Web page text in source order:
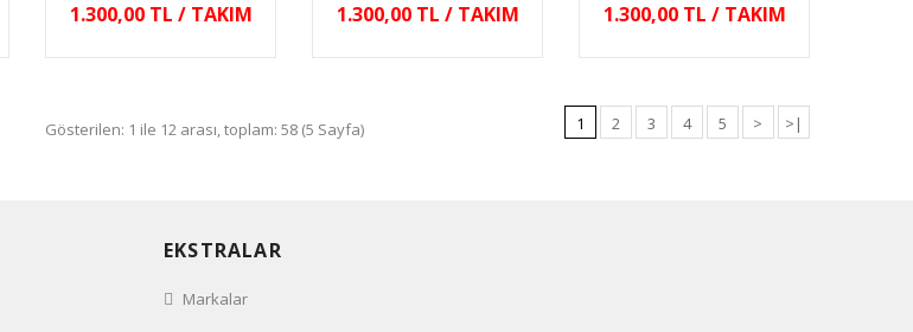
1.300,00 TL / TAKIM 1.300,00 TL / TAKIM 1.300,00 TL / TAKIM
Gösterilen: 1 ile 12 arası, toplam: 58 (5 Sayfa) 1 2 3 4 5 > >|
EKSTRALAR
Markalar